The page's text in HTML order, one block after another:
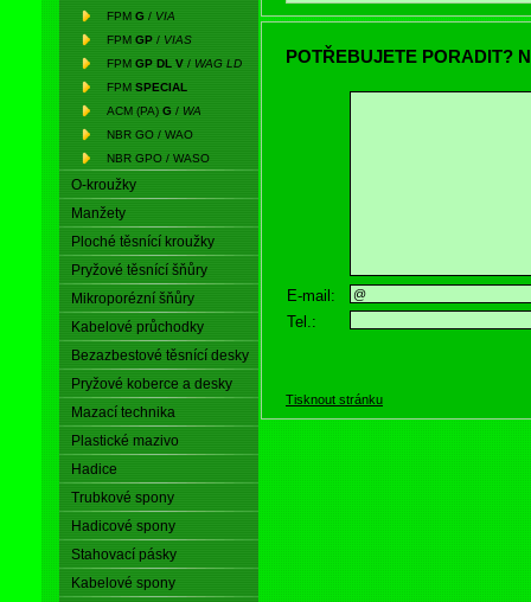
FPM G / VIA
FPM GP / VIAS
FPM GP DL V / WAG LD
FPM SPECIAL
ACM (PA) G / WA
NBR GO / WAO
NBR GPO / WASO
O-kroužky
Manžety
Ploché těsnící kroužky
Pryžové těsnící šňůry
Mikroporézní šňůry
Kabelové průchodky
Bezazbestové těsnící desky
Pryžové koberce a desky
Mazací technika
Plastické mazivo
Hadice
Trubkové spony
Hadicové spony
Stahovací pásky
Kabelové spony
POTŘEBUJETE PORADIT?
E-mail:
Tel.:
Tisknout stránku